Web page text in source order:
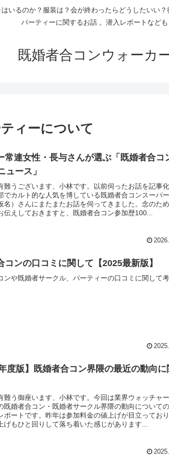
いるのか？服装は？会が終わったらどうしたいい
パーティーに関するお話 。潜入レポートなども
既婚者合コンウォーカ
ィーについて
常連女性・長与さんが選ぶ「既婚者合コ
ュース」
難うございます、小林です。以前伺ったお話を記事
でカルト的な人気を博している既婚者合コンスーパ
名）さんにまたまたお話を伺ってきました。念のた
伝えしておきますと、既婚者合コン参加歴100...
コンの口コミに関して【2025最新版】
ンや既婚者サークル、パーティーの口コミに関して
年度版】既婚者合コン界隈の最近の動向に
難う御座います、小林です。今回は業界ウォッチャ
既婚者合コン・既婚者サークル界隈の動向について
ポートです。昨年は参加料金の値上げが目立ってお
げもひと回りして落ち着いた感じがあります...